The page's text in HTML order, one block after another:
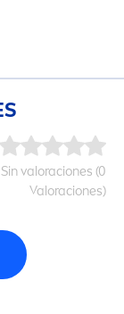
Sin valoraciones (0
Valoraciones)